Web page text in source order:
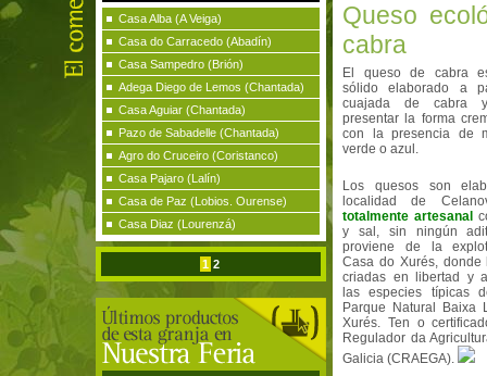
Casa Alba (A Veiga)
Casa do Carracedo (Abadín)
Casa Sampedro (Brión)
Adega Diego de Lemos (Chantada)
Casa Aguiar (Chantada)
Pazo de Sabadelle (Chantada)
Agro do Cruceiro (Coristanco)
Casa Pajaro (Lalín)
Casa de Paz (Lobios. Ourense)
Casa Diaz (Lourenzá)
1 2
Queso
cabra
El queso de cabra
sólido elaborado a
cuajada de cabra
presentar la forma
con la presencia de
verde o azul.
Los quesos son
localidad de
totalmente artesanal
y sal, sin ningún
proviene de la
Casa do Xurés, donde
criadas en libertad y
las especies típicas
Parque Natural Baixa
Xurés. Ten o
Regulador da
Galicia (CRAEGA).